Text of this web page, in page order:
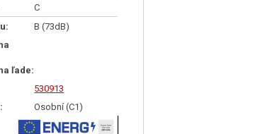
C
B (73dB)
ľade:
530913
Osobní (C1)